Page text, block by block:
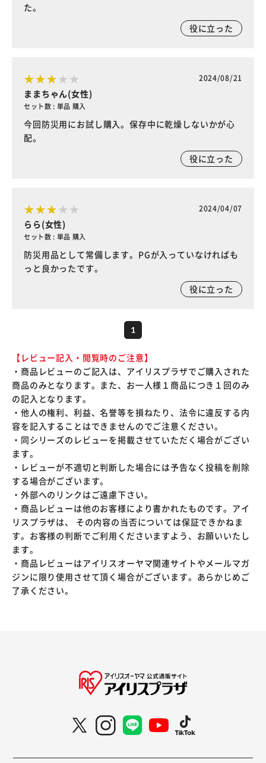
た。
役に立った
2024/08/21
ままちゃん(女性)
セット数 : 単品 購入
今回防災用にお試し購入。保存中に乾燥しないかが心
配。
役に立った
2024/04/07
らら(女性)
セット数 : 単品 購入
防災用品として常備します。PGが入っていなければも
っと良かったです。
役に立った
1
【レビュー記入・閲覧時のご注意】
・商品レビューのご記入は、アイリスプラザでご購入された
商品のみとなります。また、お一人様１商品につき１回のみ
の記入となります。
・他人の権利、利益、名誉等を損ねたり、法令に違反する内
容を記入することはできませんのでご注意ください。
・同シリーズのレビューを掲載させていただく場合がござい
ます。
・レビューが不適切と判断した場合には予告なく投稿を削除
する場合がございます。
・外部へのリンクはご遠慮下さい。
・商品レビューは他のお客様により書かれたものです。アイ
リスプラザは、 その内容の当否については保証できかねま
す。お客様の判断でご利用くださいますよう、お願いいたし
ます。
・商品レビューはアイリスオーヤマ関連サイトやメールマガ
ジンに限り使用させて頂く場合がございます。あらかじめご
了承ください。